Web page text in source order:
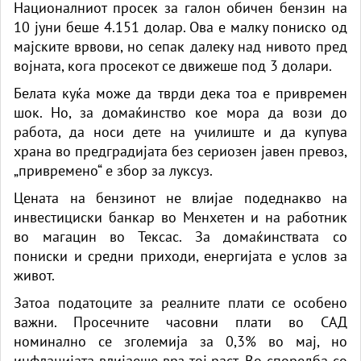
Националниот просек за галон обичен бензин на
10 јуни беше 4.151 долар. Ова е малку пониско од
мајските врвови, но сепак далеку над нивото пред
војната, кога просекот се движеше под 3 долари.
Белата куќа може да тврди дека тоа е привремен
шок. Но, за домаќинство кое мора да вози до
работа, да носи дете на училиште и да купува
храна во предградијата без сериозен јавен превоз,
„привремено“ е збор за луксуз.
Цената на бензинот не влијае подеднакво на
инвестициски банкар во Менхетен и на работник
во магацин во Тексас. За домаќинствата со
пониски и средни приходи, енергијата е услов за
живот.
Затоа податоците за реалните плати се особено
важни. Просечните часовни плати во САД
номинално се зголемија за 0,3% во мај, но